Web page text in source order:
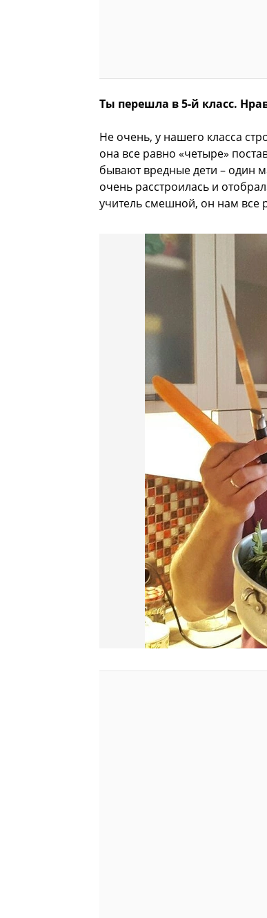
Ты перешла в 5-й класс.
Не очень, у нашего класса
она все равно «четыре»
бывают вредные дети – один
очень расстроилась и
учитель смешной, он нам все